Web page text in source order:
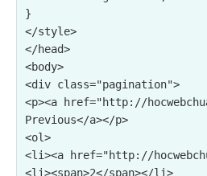
}
</style>
</head>
<body>
<div class="pagination">
<p><a href="http://
Previous</a></p>
<ol>
<li><a href="http://
<li><span>2</span></li>